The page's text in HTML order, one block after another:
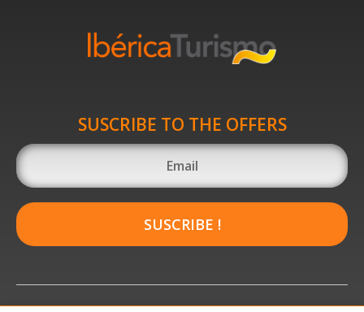
SUSCRIBE TO THE OFFERS
SUSCRIBE !